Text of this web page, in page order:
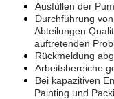
Ausfüllen der
Durchführung
Abteilungen
auftretenden
Rückmeldung
Arbeitsbereiche
Bei kapazitiven
Painting und